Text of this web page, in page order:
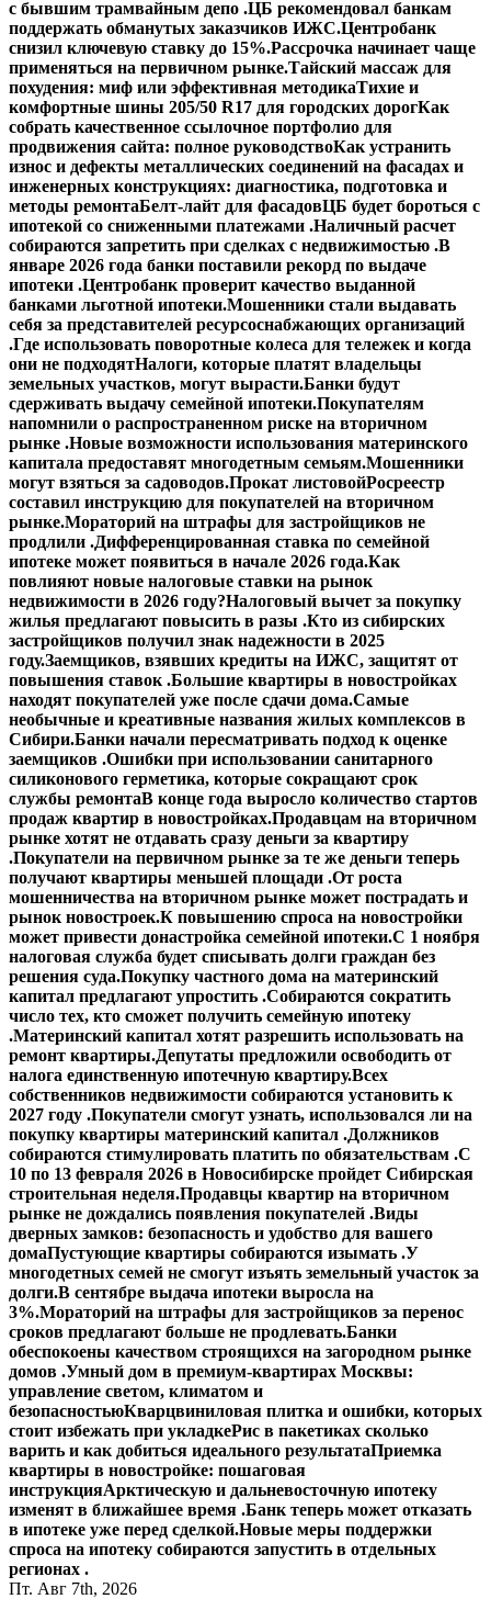
с бывшим трамвайным депо .ЦБ рекомендовал банкам
поддержать обманутых заказчиков ИЖС.Центробанк
снизил ключевую ставку до 15%.Рассрочка начинает чаще
применяться на первичном рынке.Тайский массаж для
похудения: миф или эффективная методикаТихие и
комфортные шины 205/50 R17 для городских дорогКак
собрать качественное ссылочное портфолио для
продвижения сайта: полное руководствоКак устранить
износ и дефекты металлических соединений на фасадах и
инженерных конструкциях: диагностика, подготовка и
методы ремонтаБелт-лайт для фасадовЦБ будет бороться с
ипотекой со сниженными платежами .Наличный расчет
собираются запретить при сделках с недвижимостью .В
январе 2026 года банки поставили рекорд по выдаче
ипотеки .Центробанк проверит качество выданной
банками льготной ипотеки.Мошенники стали выдавать
себя за представителей ресурсоснабжающих организаций
.Где использовать поворотные колеса для тележек и когда
они не подходятНалоги, которые платят владельцы
земельных участков, могут вырасти.Банки будут
сдерживать выдачу семейной ипотеки.Покупателям
напомнили о распространенном риске на вторичном
рынке .Новые возможности использования материнского
капитала предоставят многодетным семьям.Мошенники
могут взяться за садоводов.Прокат листовойРосреестр
составил инструкцию для покупателей на вторичном
рынке.Мораторий на штрафы для застройщиков не
продлили .Дифференцированная ставка по семейной
ипотеке может появиться в начале 2026 года.Как
повлияют новые налоговые ставки на рынок
недвижимости в 2026 году?Налоговый вычет за покупку
жилья предлагают повысить в разы .Кто из сибирских
застройщиков получил знак надежности в 2025
году.Заемщиков, взявших кредиты на ИЖС, защитят от
повышения ставок .Большие квартиры в новостройках
находят покупателей уже после сдачи дома.Самые
необычные и креативные названия жилых комплексов в
Сибири.Банки начали пересматривать подход к оценке
заемщиков .Ошибки при использовании санитарного
силиконового герметика, которые сокращают срок
службы ремонтаВ конце года выросло количество стартов
продаж квартир в новостройках.Продавцам на вторичном
рынке хотят не отдавать сразу деньги за квартиру
.Покупатели на первичном рынке за те же деньги теперь
получают квартиры меньшей площади .От роста
мошенничества на вторичном рынке может пострадать и
рынок новостроек.К повышению спроса на новостройки
может привести донастройка семейной ипотеки.С 1 ноября
налоговая служба будет списывать долги граждан без
решения суда.Покупку частного дома на материнский
капитал предлагают упростить .Собираются сократить
число тех, кто сможет получить семейную ипотеку
.Материнский капитал хотят разрешить использовать на
ремонт квартиры.Депутаты предложили освободить от
налога единственную ипотечную квартиру.Всех
собственников недвижимости собираются установить к
2027 году .Покупатели смогут узнать, использовался ли на
покупку квартиры материнский капитал .Должников
собираются стимулировать платить по обязательствам .С
10 по 13 февраля 2026 в Новосибирске пройдет Сибирская
строительная неделя.Продавцы квартир на вторичном
рынке не дождались появления покупателей .Виды
дверных замков: безопасность и удобство для вашего
домаПустующие квартиры собираются изымать .У
многодетных семей не смогут изъять земельный участок за
долги.В сентябре выдача ипотеки выросла на
3%.Мораторий на штрафы для застройщиков за перенос
сроков предлагают больше не продлевать.Банки
обеспокоены качеством строящихся на загородном рынке
домов .Умный дом в премиум-квартирах Москвы:
управление светом, климатом и
безопасностьюКварцвиниловая плитка и ошибки, которых
стоит избежать при укладкеРис в пакетиках сколько
варить и как добиться идеального результатаПриемка
квартиры в новостройке: пошаговая
инструкцияАрктическую и дальневосточную ипотеку
изменят в ближайшее время .Банк теперь может отказать
в ипотеке уже перед сделкой.Новые меры поддержки
спроса на ипотеку собираются запустить в отдельных
регионах .
Пт. Авг 7th, 2026